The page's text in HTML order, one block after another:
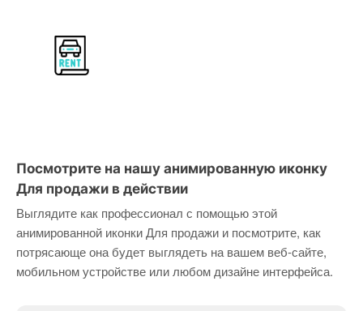
Посмотрите на нашу анимированную иконку
Для продажи в действии
Выглядите как профессионал с помощью этой
анимированной иконки Для продажи и посмотрите, как
потрясающе она будет выглядеть на вашем веб-сайте,
мобильном устройстве или любом дизайне интерфейса.